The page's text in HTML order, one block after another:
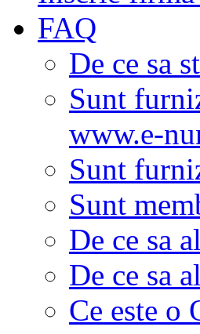
FAQ
De ce sa
Sunt
www.e-
Sunt
Sunt
De ce sa
De ce sa
Ce este o